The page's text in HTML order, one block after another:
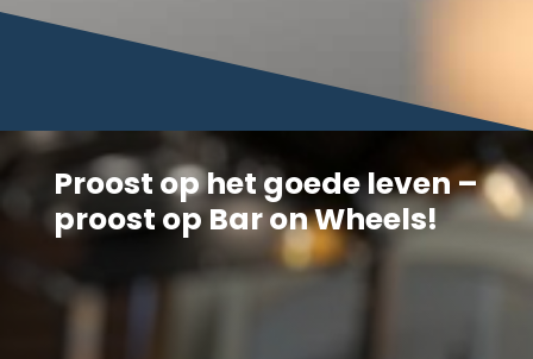
Proost op het goede leven –
proost op Bar on Wheels!